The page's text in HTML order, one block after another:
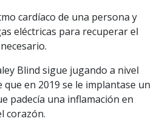
cardíaco de una persona y
eléctricas para recuperar el
Blind sigue jugando a nivel
en 2019 se le implantase un
padecía una inflamación en
corazón.